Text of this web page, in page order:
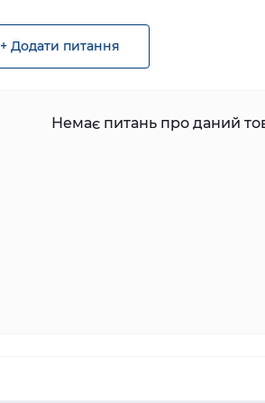
+ Додати питання
Немає питань про даний